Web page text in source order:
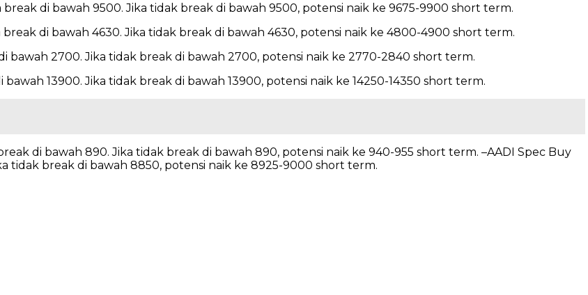
di bawah 9500. Jika tidak break di bawah 9500, potensi naik ke 9675-9900 short term.
di bawah 4630. Jika tidak break di bawah 4630, potensi naik ke 4800-4900 short term.
bawah 2700. Jika tidak break di bawah 2700, potensi naik ke 2770-2840 short term.
13900. Jika tidak break di bawah 13900, potensi naik ke 14250-14350 short term.
di bawah 890. Jika tidak break di bawah 890, potensi naik ke 940-955 short term. –AADI Spec Buy
tidak break di bawah 8850, potensi naik ke 8925-9000 short term.